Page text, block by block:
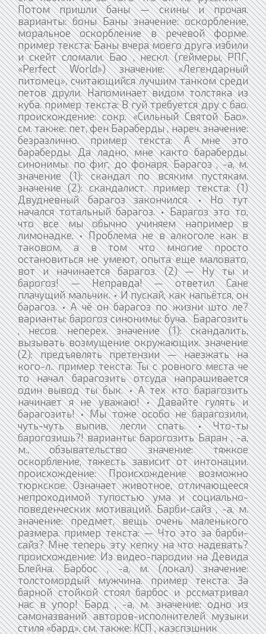
Потом пришли баны — скины и прочая.
варианты: боны Баны значение: оскорбление,
моральное оскорбление в речевой форме.
пример текста: Баны вчера моего друга избили
и скейт сломали. Бао , нескл. (геймеры, РПГ,
«Perfect World») значение: «Легендарный
питомец», считающийся лучшим танком среди
петов друли. Напоминает видом толстяка из
куба. пример текста: В гуй требуется дру с бао.
происхождение: сокр. «Сильный Святой Бао».
см. также: пет, фен Бараберды , нареч. значение:
безразлично. пример текста: А мне это
бараберды. Да ладно, мне както бараберды.
синонимы: по фиг, до фонаря. Барагоз , -а, м.
значение (1): скандал по всяким пустякам.
значение (2): скандалист. пример текста: (1)
Двудневный барагоз закончился. • Но тут
начался тотальный барагоз. • Барагоз это то,
что все мы обычно учиняем например в
лимонадке. • Проблема не в алкоголе как в
таковом, а в том что многие просто
остановиться не умеют, опыта еще маловато,
вот и начинается барагоз. (2) — Ну ты и
барогоз! — Неправда! — ответил Сане
плачущий мальчик. • И пускай, как напьётся, он
барагоз. • А чё он барагоз по жизни што ле?
варианты: барогоз синонимы: буча. Барагозить
, несов. неперех. значение (1): скандалить,
вызывать возмущение окружающих. значение
(2): предъявлять претензии — наезжать на
кого-л.. пример текста: Ты с ровного места че
то начал барагозить отсуда напрашивается
один вывод ты бык. • А тех кто барагозить
начинает я не уважаю! • Давайте гулять и
барагозить! • Мы тоже особо не барагозили,
чуть-чуть выпив, легли спать. • Что-ты
барогозишь?! варианты: барогозить Баран , -а,
м., обзывательство значение: тяжкое
оскорбление, тяжесть зависит от интонации.
происхождение: Происхождение возможно
тюркское. Означает животное, отличающееся
непроходимой тупостью ума и социально-
поведенческих мотиваций. Барби-сайз , -а, м.
значение: предмет, вещь очень маленького
размера. пример текста: — Что это за барби-
сайз? Мне теперь эту кепку на что надевать?
происхождение: Из видео-пародии на Девида
Блейна. Барбос , -а, м. (локал) значение:
толстомордый мужчина. пример текста: За
барной стойкой стоял барбос и рссматривал
нас в упор! Бард , -а, м. значение: одно из
самоназваний авторов-исполнителей музыки
стиля «бард». см. также: КСП , каэспэшник